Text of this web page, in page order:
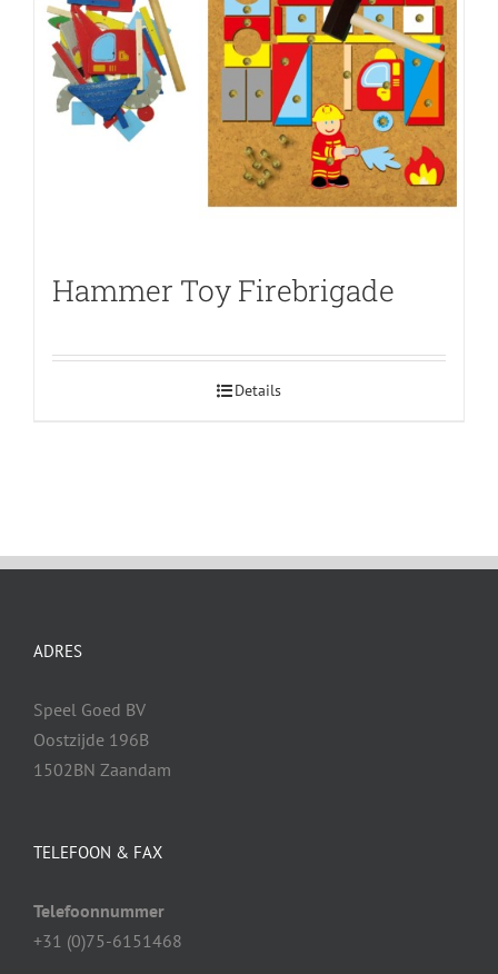
Hammer Toy Firebrigade
Details
ADRES
Speel Goed BV
Oostzijde 196B
1502BN Zaandam
TELEFOON & FAX
Telefoonnummer
+31 (0)75-6151468